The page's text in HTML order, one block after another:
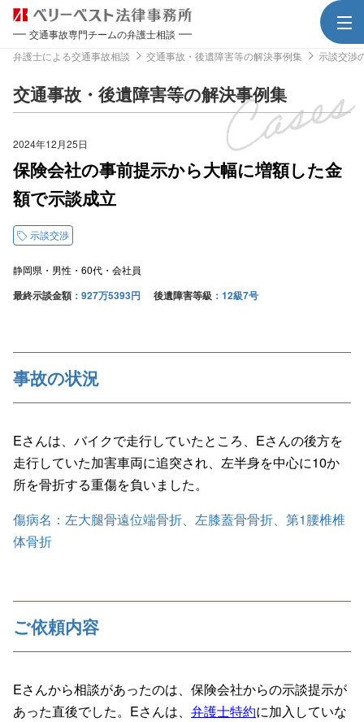
交通事故専門チームの弁護士相談
弁護士による交通事故相談
交通事故・後遺障害等の解決事例集 示談交渉
交通事故・後遺障害等の解決事例集
2024年12月25日
保険会社の事前提示から大幅に増額した金
額で示談成立
示談交渉
静岡県 男性 60代 会社員
最終示談金額 927万5393円 後遺障害等級 12級7号
事故の状況
Eさんは、バイクで走行していたところ、Eさんの後方を
走行していた加害車両に追突され、左半身を中心に10か
所を骨折する重傷を負いました。
傷病名：左大腿骨遠位端骨折、左膝蓋骨骨折、第1腰椎椎
体骨折
ご依頼内容
Eさんから相談があったのは、保険会社からの示談提示が
あった直後でした。Eさんは、 弁護士特約に加入していな